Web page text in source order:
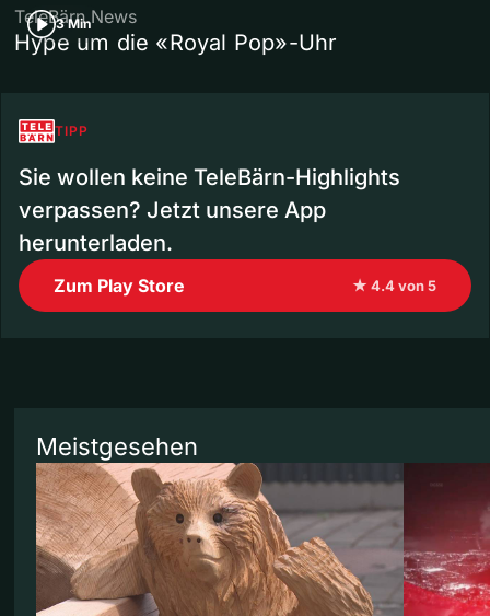
3 Min
TeleBärn News
Hype um die «Royal Pop»-Uhr
TIPP
Sie wollen keine TeleBärn-Highlights
verpassen? Jetzt unsere App
herunterladen.
Zum Play Store ★ 4.4 von 5
Meistgesehen